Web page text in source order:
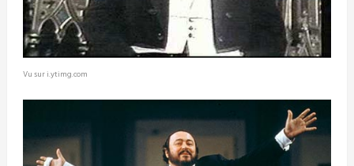
Vu sur i.ytimg.com